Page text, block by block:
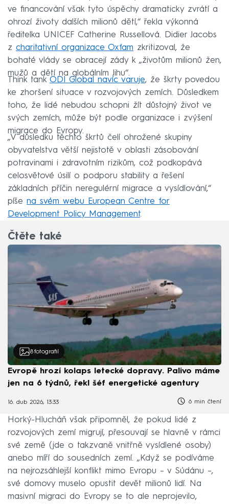
ve financování však tyto úspěchy dramaticky zvrátí a
ohrozí životy dalších milionů dětí,“ řekla výkonná
ředitelka UNICEF Catherine Russellová. Didier Jacobs
z charitativní organizace Oxfam zkritizoval, že
bohaté vlády se obracejí zády k „životům milionů žen,
mužů a dětí na globálním Jihu“.
Think tank ODI Global navíc varuje, že škrty povedou
ke zhoršení situace v rozvojových zemích. Důsledkem
toho, že lidé nebudou schopni žít důstojný život ve
svých zemích, může být podle organizace i zvýšení
migrace do Evropy.
„V důsledku těchto škrtů čelí ohrožené skupiny
obyvatelstva větší nejistotě v oblasti zásobování
potravinami i zdravotním rizikům, což podkopává
celosvětové úsilí o podporu stability a řešení
základních příčin neregulérní migrace a vysídlování,“
píše na svém webu European Centre for
Development Policy Management.
Čtěte také
8 fotografií
Evropě hrozí kolaps letecké dopravy. Palivo máme
jen na 6 týdnů, řekl šéf energetické agentury
16. dub 2026, 13:33 6 min čtení
Horký-Hlucháň však připomněl, že pokud lidé z
rozvojových zemí migrují, přesouvají se hlavně v rámci
své země (jde o takzvaně vnitřně vysídlené osoby)
anebo míří do sousedních zemí. „Když se podíváme
na nejrozsáhlejší konflikt mimo Evropu – v Súdánu –,
své domovy muselo opustit devět milionů lidí. Na
masivní migraci do Evropy se to ale neprojevilo,